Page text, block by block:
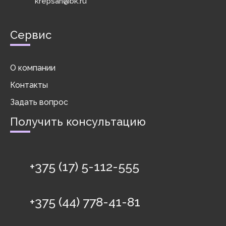
Сервис
О компании
Контакты
Задать вопрос
Получить консультацию
+375 (17) 5-112-555
+375 (44) 778-41-81